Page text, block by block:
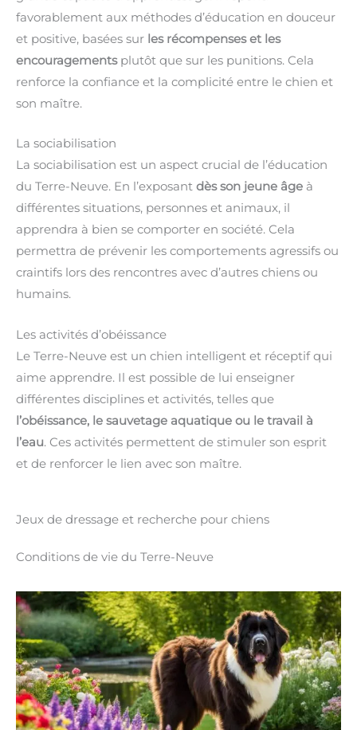
favorablement aux méthodes d’éducation en douceur
et positive, basées sur les récompenses et les
encouragementsplutôt que sur les punitions. Cela
renforce la confiance et la complicité entre le chien et
son maître.
La sociabilisation
La sociabilisation est un aspect crucial de l’éducation
du Terre-Neuve. En l’exposant dès son jeune âge à
différentes situations, personnes et animaux, il
apprendra à bien se comporter en société. Cela
permettra de prévenir les comportements agressifs ou
craintifs lors des rencontres avec d’autres chiens ou
humains.
Les activités d’obéissance
Le Terre-Neuve est un chien intelligent et réceptif qui
aime apprendre. Il est possible de lui enseigner
différentes disciplines et activités, telles que
l’obéissance, le sauvetage aquatique ou le travail à
l’eau. Ces activités permettent de stimuler son esprit
et de renforcer le lien avec son maître.
Jeux de dressage et recherche pour chiens
Conditions de vie du Terre-Neuve